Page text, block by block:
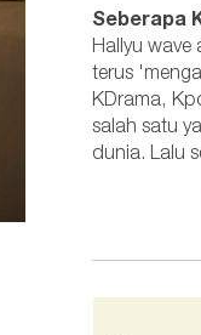
Seberapa
Hallyu wave
terus
KDrama,
salah satu
dunia. Lalu